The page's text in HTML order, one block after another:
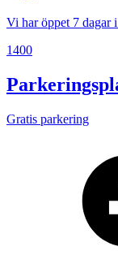
Vi har öppet 7 dagar
1400
Gratis parkering